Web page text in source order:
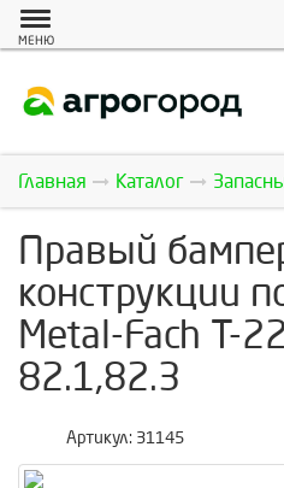
МЕНЮ
Главная Каталог
Правый
конструкции
Metal-Fach Т-
82.1,82.3
Артикул: 31145